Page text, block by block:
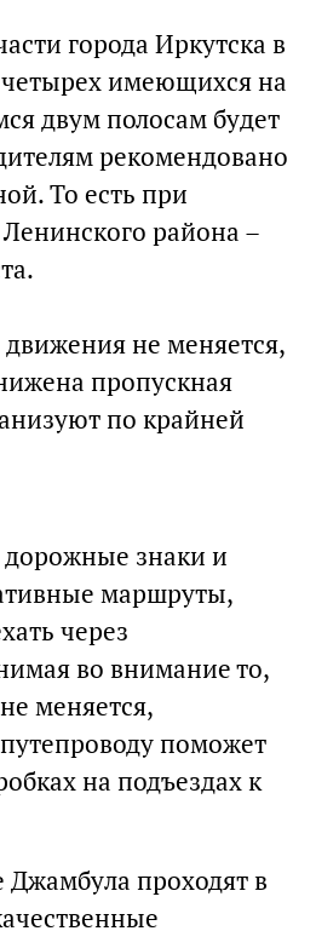
города Иркутска в
имеющихся на
двум полосам будет
рекомендовано
То есть при
района –
не меняется,
пропускная
по крайней
знаки и
маршруты,
через
во внимание то,
меняется,
поможет
на подъездах к
проходят в